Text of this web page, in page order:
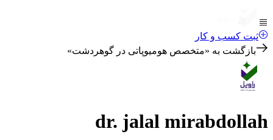
ثبت کسب و کار
بازگشت به «متخصص هومیوپاتی در گوهردشت»
dr. jalal mirabdollah